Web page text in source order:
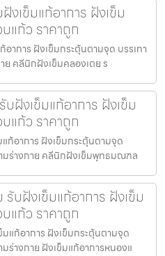
เข็มแก้อาการ ฝังเข็ม
แก้ว ราคาถูก
าการ ฝังเข็มกระตุ้นตามจุด บรรเทา
ย คลีนิกฝังเข็มคลองเตย ร
งเข็มแก้อาการ ฝังเข็ม
แก้ว ราคาถูก
อาการ ฝังเข็มกระตุ้นตามจุด
มร่างกาย คลีนิกฝังเข็มพุทธมณฑล
บฝังเข็มแก้อาการ ฝังเข็ม
แก้ว ราคาถูก
แก้อาการ ฝังเข็มกระตุ้นตามจุด
ร่างกาย ฝังเข็มแก้อาการหนองแ